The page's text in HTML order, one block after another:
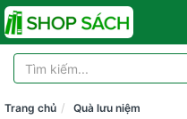
Trang chủ Quà lưu niệm